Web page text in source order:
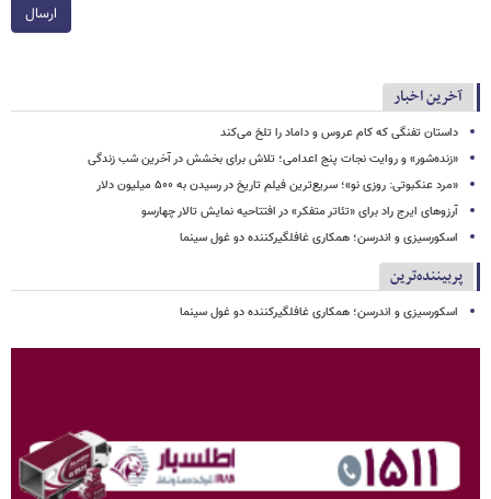
ارسال
آخرین اخبار
داستان تفنگی که کام عروس و داماد را تلخ می‌کند
«زنده‌شور» و روایت نجات پنج اعدامی؛ تلاش برای بخشش در آخرین شب زندگی
«مرد عنکبوتی: روزی نو»؛ سریع‌ترین فیلم تاریخ در رسیدن به ۵۰۰ میلیون دلار
آرزوهای ایرج راد برای «تئاتر متفکر» در افتتاحیه نمایش تالار چهارسو
اسکورسیزی و اندرسن؛ همکاری غافلگیرکننده دو غول سینما
پربیننده‌ترین
اسکورسیزی و اندرسن؛ همکاری غافلگیرکننده دو غول سینما